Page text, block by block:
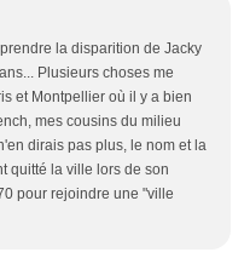
la disparition de Jacky
Plusieurs choses me
et Montpellier où il y a bien
mes cousins du milieu
dirais pas plus, le nom et la
quitté la ville lors de son
pour rejoindre une "ville